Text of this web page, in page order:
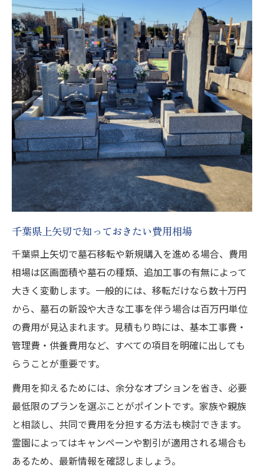
千葉県上矢切で知っておきたい費用相場
千葉県上矢切で墓石移転や新規購入を進める場合、費用
相場は区画面積や墓石の種類、追加工事の有無によって
大きく変動します。一般的には、移転だけなら数十万円
から、墓石の新設や大きな工事を伴う場合は百万円単位
の費用が見込まれます。見積もり時には、基本工事費・
管理費・供養費用など、すべての項目を明確に出しても
らうことが重要です。
費用を抑えるためには、余分なオプションを省き、必要
最低限のプランを選ぶことがポイントです。家族や親族
と相談し、共同で費用を分担する方法も検討できます。
霊園によってはキャンペーンや割引が適用される場合も
あるため、最新情報を確認しましょう。